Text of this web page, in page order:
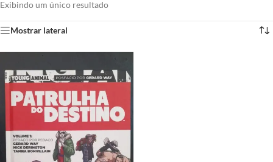
Exibindo um único resultado
Mostrar lateral